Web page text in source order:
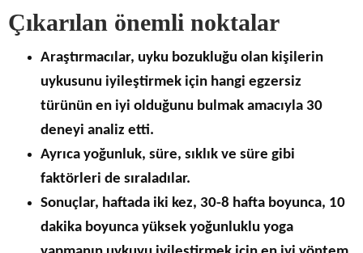
Çıkarılan önemli noktalar
Araştırmacılar, uyku bozukluğu olan kişilerin
uykusunu iyileştirmek için hangi egzersiz
türünün en iyi olduğunu bulmak amacıyla 30
deneyi analiz etti.
Ayrıca yoğunluk, süre, sıklık ve süre gibi
faktörleri de sıraladılar.
Sonuçlar, haftada iki kez, 30-8 hafta boyunca, 10
dakika boyunca yüksek yoğunluklu yoga